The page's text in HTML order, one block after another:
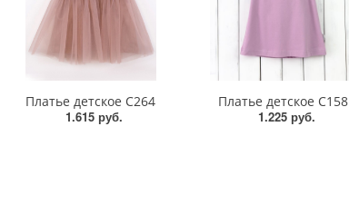
Платье детское С264
1.615 руб.
Платье детское С158
1.225 руб.